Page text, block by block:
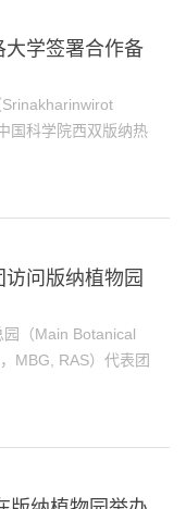
大学签署合作备
国科学院西双版纳热
问版纳植物园
（Main Botanical
MBG, RAS）代表团